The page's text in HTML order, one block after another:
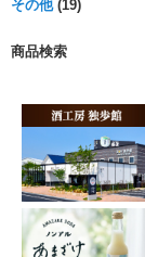
その他(19)
商品検索